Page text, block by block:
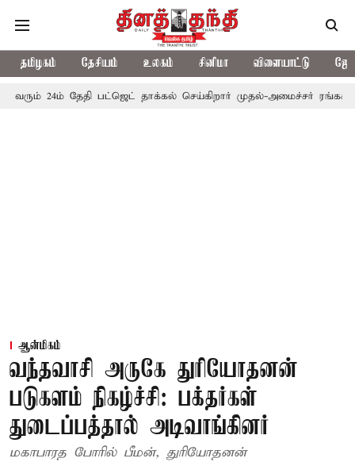
தமிழகம் தேசியம் உலகம் சினிமா விளையாட்டு
தேதி பட்ஜெட் தாக்கல் செய்கிறார் முதல்-அமைச்சர் ரங்கசாமி
ஆன்மிகம்
வந்தவாசி அருகே துரியோதனன்
படுகளம் நிகழ்ச்சி: பக்தர்கள்
துடைப்பத்தால் அடிவாங்கினர்
மகாபாரத போரில் பீமன், துரியோதனன்